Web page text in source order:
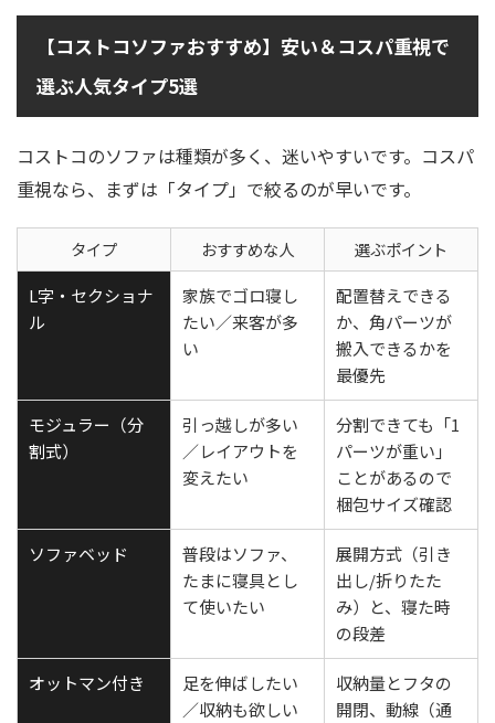
【コストコソファおすすめ】安い＆コスパ重視で
選ぶ人気タイプ5選
コストコのソファは種類が多く、迷いやすいです。コスパ
重視なら、まずは「タイプ」で絞るのが早いです。
タイプ おすすめな人
選ぶポイント
L字・セクショナ
ル
家族でゴロ寝し
たい／来客が多
い
配置替えできる
か、角パーツが
搬入できるかを
最優先
モジュラー（分
割式）
引っ越しが多い
／レイアウトを
変えたい
分割できても「1
パーツが重い」
ことがあるので
梱包サイズ確認
ソファベッド
普段はソファ、
たまに寝具とし
て使いたい
展開方式（引き
出し/折りたた
み）と、寝た時
の段差
オットマン付き
足を伸ばしたい
／収納も欲しい
収納量とフタの
開閉、動線（通